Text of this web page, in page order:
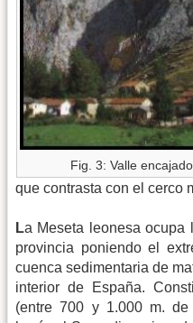
Fig. 3: Valle encajado
que contrasta con el cerco
La Meseta leonesa ocupa
provincia poniendo el
cuenca sedimentaria de
interior de España.
(entre 700 y 1.000 m. de